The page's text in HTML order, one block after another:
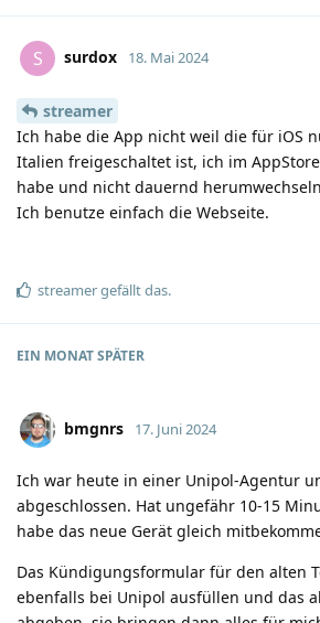
S surdox 18. Mai 2024
streamer
Ich habe die App nicht weil die für iOS
Italien freigeschaltet ist, ich im
habe und nicht dauernd
Ich benutze einfach die Webseite.
streamergefällt das.
EIN MONATSPÄTER
bmgnrs 17. Juni 2024
Ich war heute in einer Unipol-Agentur
abgeschlossen. Hat ungefähr 10-15
habe das neue Gerät gleich
Das Kündigungsformular für den alten
ebenfalls bei Unipol ausfüllen und das